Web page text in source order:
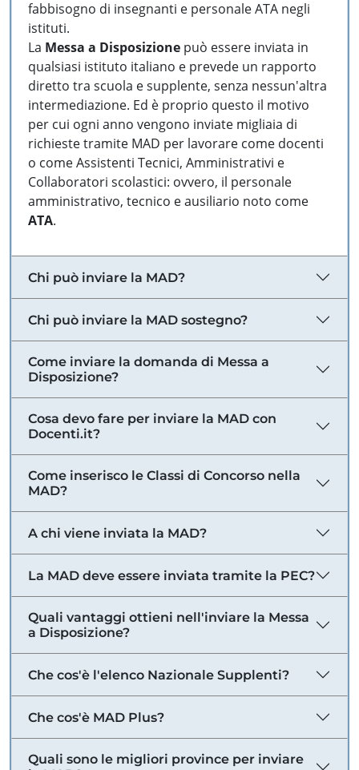
fabbisogno di insegnanti e personale ATA negli
istituti.
La Messa a Disposizione può essere inviata in
qualsiasi istituto italiano e prevede un rapporto
diretto tra scuola e supplente, senza nessun'altra
intermediazione. Ed è proprio questo il motivo
per cui ogni anno vengono inviate migliaia di
richieste tramite MAD per lavorare come docenti
o come Assistenti Tecnici, Amministrativi e
Collaboratori scolastici: ovvero, il personale
amministrativo, tecnico e ausiliario noto come
ATA.
Chi può inviare la MAD?
Chi può inviare la MAD sostegno?
Come inviare la domanda di Messa a
Disposizione?
Cosa devo fare per inviare la MAD con
Docenti.it?
Come inserisco le Classi di Concorso nella
MAD?
A chi viene inviata la MAD?
La MAD deve essere inviata tramite la PEC?
Quali vantaggi ottieni nell'inviare la Messa
a Disposizione?
Che cos'è l'elenco Nazionale Supplenti?
Che cos'è MAD Plus?
Quali sono le migliori province per inviare